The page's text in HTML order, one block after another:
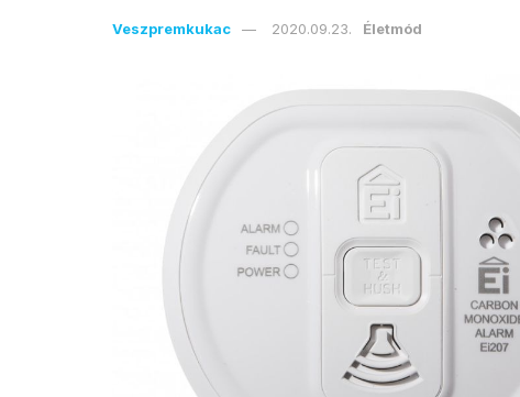
Veszpremkukac 2020.09.23. Életmód